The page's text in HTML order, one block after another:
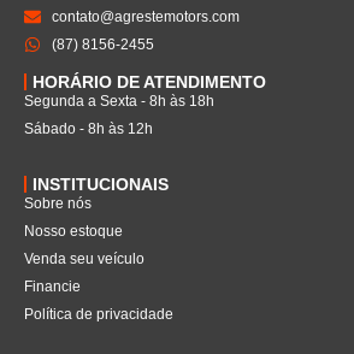
contato@agrestemotors.com
(87) 8156-2455
HORÁRIO DE ATENDIMENTO
Segunda a Sexta - 8h às 18h
Sábado - 8h às 12h
INSTITUCIONAIS
Sobre nós
Nosso estoque
Venda seu veículo
Financie
Política de privacidade